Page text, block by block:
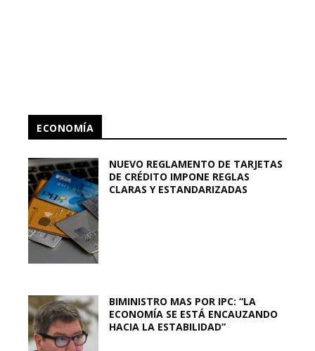
ECONOMÍA
NUEVO REGLAMENTO DE TARJETAS
DE CRÉDITO IMPONE REGLAS
CLARAS Y ESTANDARIZADAS
BIMINISTRO MAS POR IPC: “LA
ECONOMÍA SE ESTÁ ENCAUZANDO
HACIA LA ESTABILIDAD”